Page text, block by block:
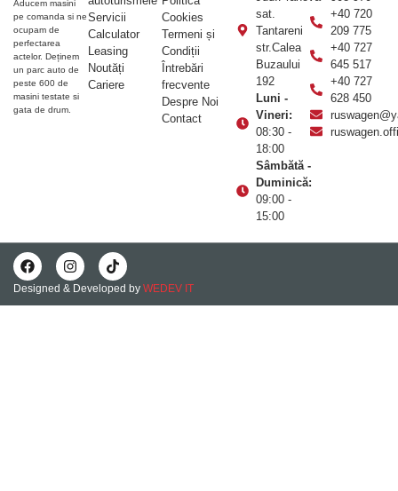
Aducem masini
pe comanda si ne
ocupam de
perfectarea
actelor. Deținem
un parc auto de
peste 600 de
masini testate si
gata de drum.
Servicii
Calculator
Leasing
Noutăți
Cariere
Cookies
Termeni și
Condiții
Întrebări
frecvente
Despre Noi
Contact
sat.
Tantareni
str.Calea
Buzaului
192
Luni -
Vineri:
08:30 -
18:00
Sâmbătă -
Duminică:
09:00 -
15:00
+40 720
209 775
+40 727
645 517
+40 727
628 450
Designed & Developed by WEDEV IT